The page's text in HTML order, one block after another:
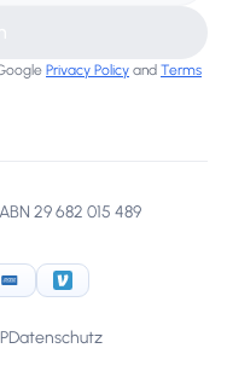
Privacy Policy and Terms
29 682 015 489
Express
Venmo
Datenschutz